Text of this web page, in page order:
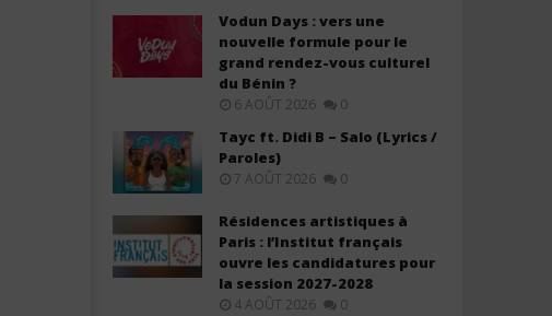
Stone
Vodun Days : vers une
nouvelle formule pour le
grand rendez-vous culturel
du Bénin ?
6 AOÛT 2026 0
Tayc ft. Didi B – Salo (Lyrics /
Paroles)
7 AOÛT 2026 0
Résidences artistiques à
Paris : l’Institut français
ouvre les candidatures pour
la session 2027-2028
4 AOÛT 2026 0